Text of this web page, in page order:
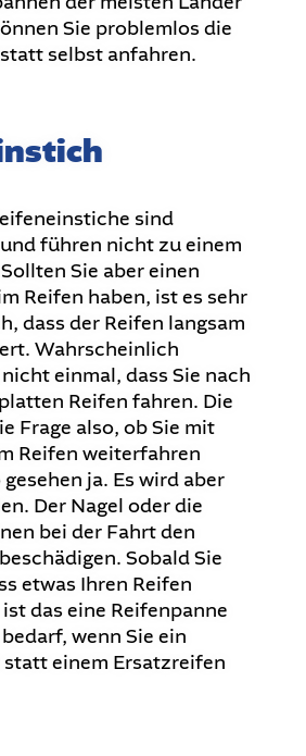
Sie problemlos die
selbst anfahren.
sind
führen nicht zu einem
Sie aber einen
Reifen haben, ist es sehr
dass der Reifen langsam
Wahrscheinlich
einmal, dass Sie nach
Reifen fahren. Die
Frage also, ob Sie mit
Reifen weiterfahren
ja. Es wird aber
Der Nagel oder die
bei der Fahrt den
Sobald Sie
etwas Ihren Reifen
das eine Reifenpanne
wenn Sie ein
statt einem Ersatzreifen